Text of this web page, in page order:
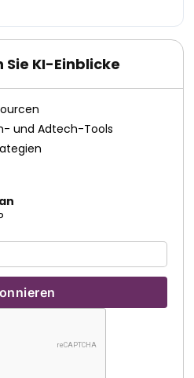
KI-Einblicke
und Adtech-Tools